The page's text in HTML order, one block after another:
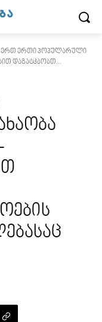
ერთ ერთი პოპულარული
დაგატკბობთ...